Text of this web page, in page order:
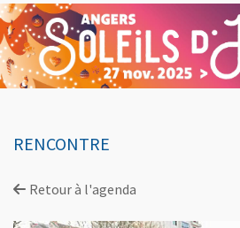
RENCONTRE
Retour à l'agenda